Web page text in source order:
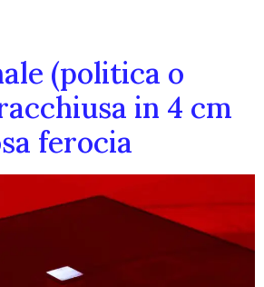
(politica o
in 4 cm
ferocia